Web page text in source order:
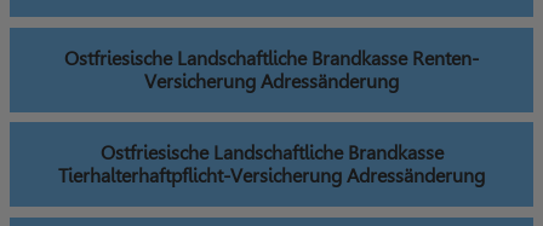
Ostfriesische Landschaftliche Brandkasse Renten-
Versicherung Adressänderung
Ostfriesische Landschaftliche Brandkasse
Tierhalterhaftpflicht-Versicherung Adressänderung